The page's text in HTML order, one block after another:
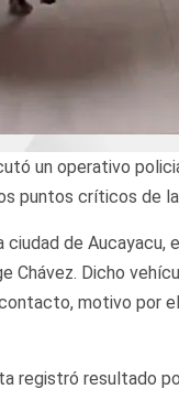
un operativo
puntos críticos de
de Aucayacu,
Dicho
motivo por
registró resultado